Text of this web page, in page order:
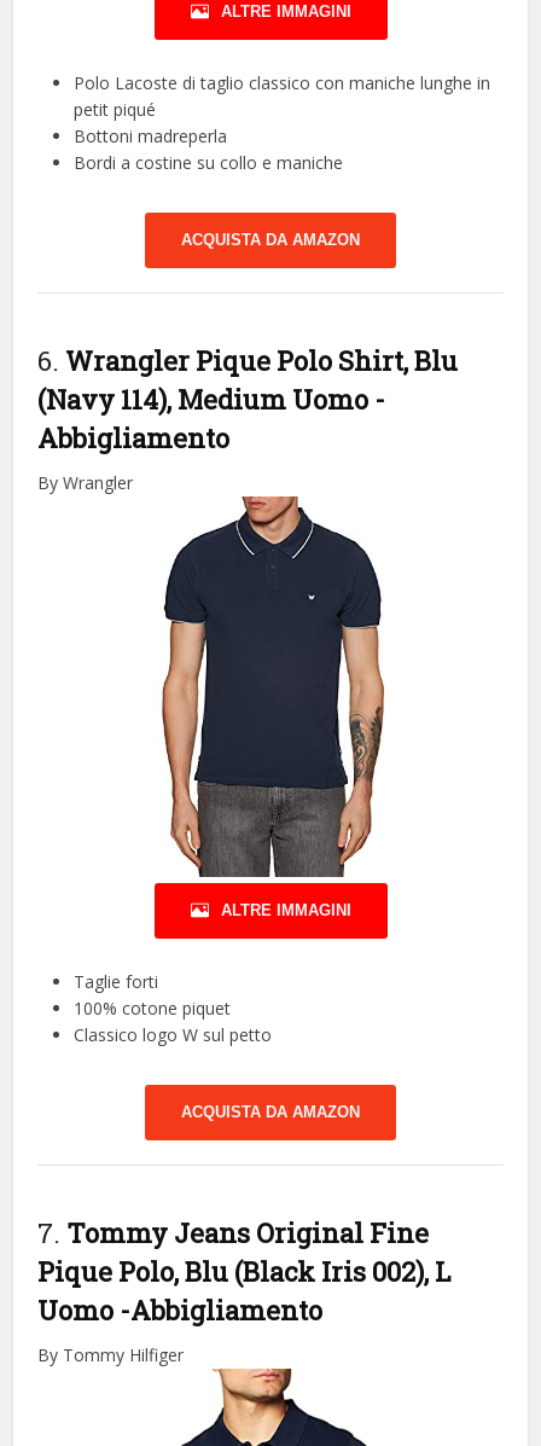
ALTRE IMMAGINI
Polo Lacoste di taglio classico con maniche lunghe in
petit piqué
Bottoni madreperla
Bordi a costine su collo e maniche
ACQUISTA DA AMAZON
6. Wrangler Pique Polo Shirt, Blu
(Navy 114), Medium Uomo -
Abbigliamento
By Wrangler
ALTRE IMMAGINI
Taglie forti
100% cotone piquet
Classico logo W sul petto
ACQUISTA DA AMAZON
7. Tommy Jeans Original Fine
Pique Polo, Blu (Black Iris 002), L
Uomo -Abbigliamento
By Tommy Hilfiger